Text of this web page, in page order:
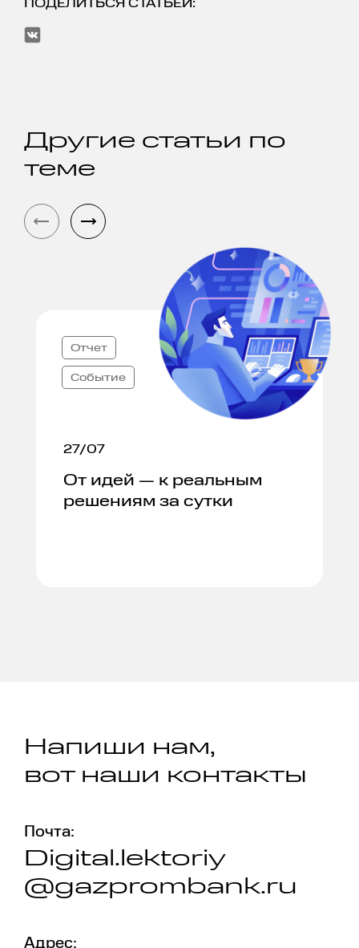
ПОДЕЛИТЬСЯ СТАТЬЕЙ:
Другие статьи по
теме
Отчет
Событие
27/07
От идей — к реальным
решениям за сутки
Напиши нам,
вот наши контакты
Почта:
Digital.lektoriy
@gazprombank.ru
Адрес: